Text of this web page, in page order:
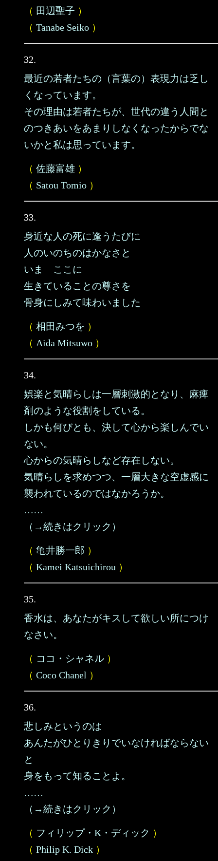
（ 田辺聖子 ）
（ Tanabe Seiko ）
32.
最近の若者たちの（言葉の）表現力は乏し
くなっています。
その理由は若者たちが、世代の違う人間と
のつきあいをあまりしなくなったからでな
いかと私は思っています。
（ 佐藤富雄 ）
（ Satou Tomio ）
33.
身近な人の死に逢うたびに
人のいのちのはかなさと
いま ここに
生きていることの尊さを
骨身にしみて味わいました
（ 相田みつを ）
（ Aida Mitsuwo ）
34.
娯楽と気晴らしは一層刺激的となり、麻痺
剤のような役割をしている。
しかも何びとも、決して心から楽しんでい
ない。
心からの気晴らしなど存在しない。
気晴らしを求めつつ、一層大きな空虚感に
襲われているのではなかろうか。
……
（→続きはクリック）
（ 亀井勝一郎 ）
（ Kamei Katsuichirou ）
35.
香水は、あなたがキスして欲しい所につけ
なさい。
（ ココ・シャネル ）
（ Coco Chanel ）
36.
悲しみというのは
あんたがひとりきりでいなければならない
と
身をもって知ることよ。
……
（→続きはクリック）
（ フィリップ・K・ディック ）
（ Philip K. Dick ）